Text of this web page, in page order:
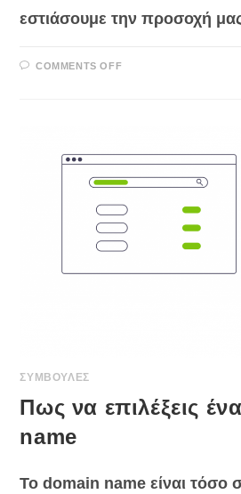
εστιάσουμε την προσοχή
COMMENTS OFFON
ΣΥΜΒΟΥΛΕΣ
Πως να επιλέξεις
name
Το domain name είναι τόσο